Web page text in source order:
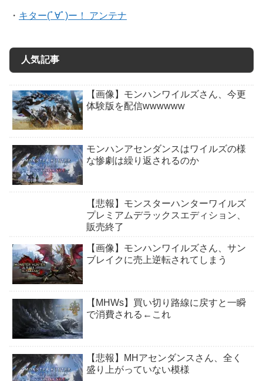
・ キター(ﾟ∀ﾟ)ー！ アンテナ
人気記事
【画像】モンハンワイルズさん、今更
体験版を配信wwwwww
モンハンアセンダンスはワイルズの様
な惨劇は繰り返されるのか
【悲報】モンスターハンターワイルズ
プレミアムデラックスエディション、
販売終了
【画像】モンハンワイルズさん、サン
ブレイクに売上逆転されてしまう
【MHWs】買い切り路線に戻すと一瞬
で消費される←これ
【悲報】MHアセンダンスさん、全く
盛り上がっていない模様